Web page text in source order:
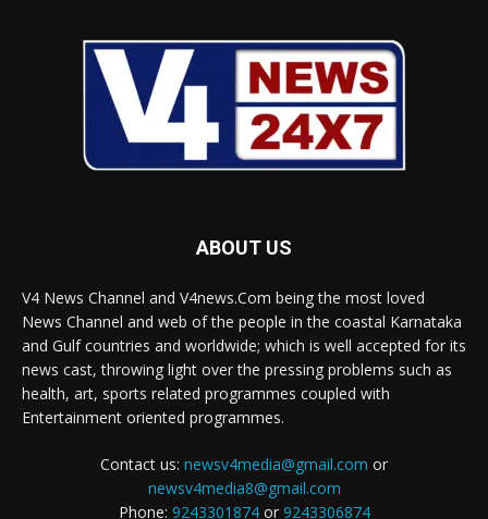
ABOUT US
V4 News Channel and V4news.Com being the most loved
News Channel and web of the people in the coastal Karnataka
and Gulf countries and worldwide; which is well accepted for its
news cast, throwing light over the pressing problems such as
health, art, sports related programmes coupled with
Entertainment oriented programmes.
Contact us: newsv4media@gmail.com or
newsv4media8@gmail.com
Phone: 9243301874or 9243306874